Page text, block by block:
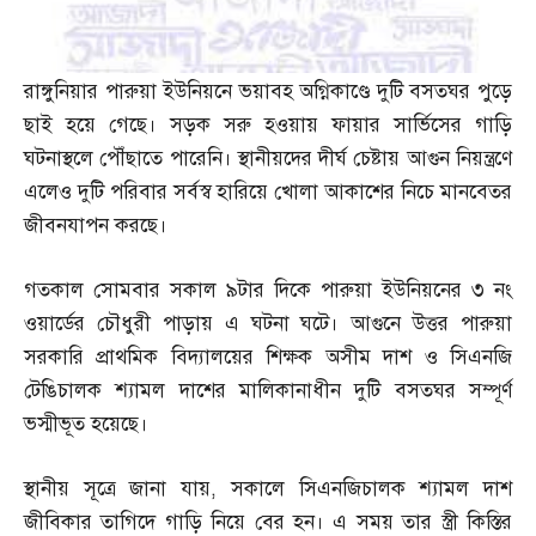
রাঙ্গুনিয়ার পারুয়া ইউনিয়নে ভয়াবহ অগ্নিকাণ্ডে দুটি বসতঘর পুড়ে
ছাই হয়ে গেছে। সড়ক সরু হওয়ায় ফায়ার সার্ভিসের গাড়ি
ঘটনাস্থলে পৌঁছাতে পারেনি। স্থানীয়দের দীর্ঘ চেষ্টায় আগুন নিয়ন্ত্রণে
এলেও দুটি পরিবার সর্বস্ব হারিয়ে খোলা আকাশের নিচে মানবেতর
জীবনযাপন করছে।
গতকাল সোমবার সকাল ৯টার দিকে পারুয়া ইউনিয়নের ৩ নং
ওয়ার্ডের চৌধুরী পাড়ায় এ ঘটনা ঘটে। আগুনে উত্তর পারুয়া
সরকারি প্রাথমিক বিদ্যালয়ের শিক্ষক অসীম দাশ ও সিএনজি
টেঙিচালক শ্যামল দাশের মালিকানাধীন দুটি বসতঘর সম্পূর্ণ
ভস্মীভূত হয়েছে।
স্থানীয় সূত্রে জানা যায়,সকালে সিএনজিচালক শ্যামল দাশ
জীবিকার তাগিদে গাড়ি নিয়ে বের হন। এ সময় তার স্ত্রী কিস্তির